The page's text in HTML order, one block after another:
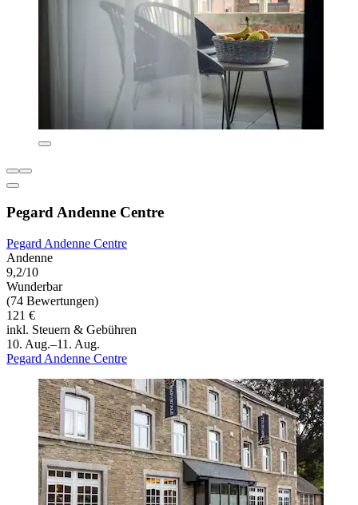
Pegard Andenne Centre
Pegard Andenne Centre
Andenne
9,2/10
Wunderbar
(74 Bewertungen)
121 €
inkl. Steuern & Gebühren
10. Aug.–11. Aug.
Pegard Andenne Centre